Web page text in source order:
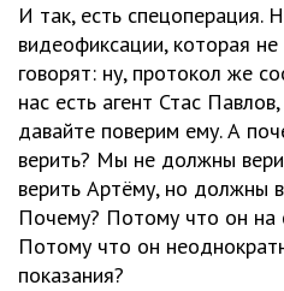
И так, есть спецоперация.
видеофиксации, которая
говорят: ну, протокол же
нас есть агент Стас
давайте поверим ему. А
верить? Мы не должны
верить Артёму, но должны
Почему? Потому что он на
Потому что он
показания?